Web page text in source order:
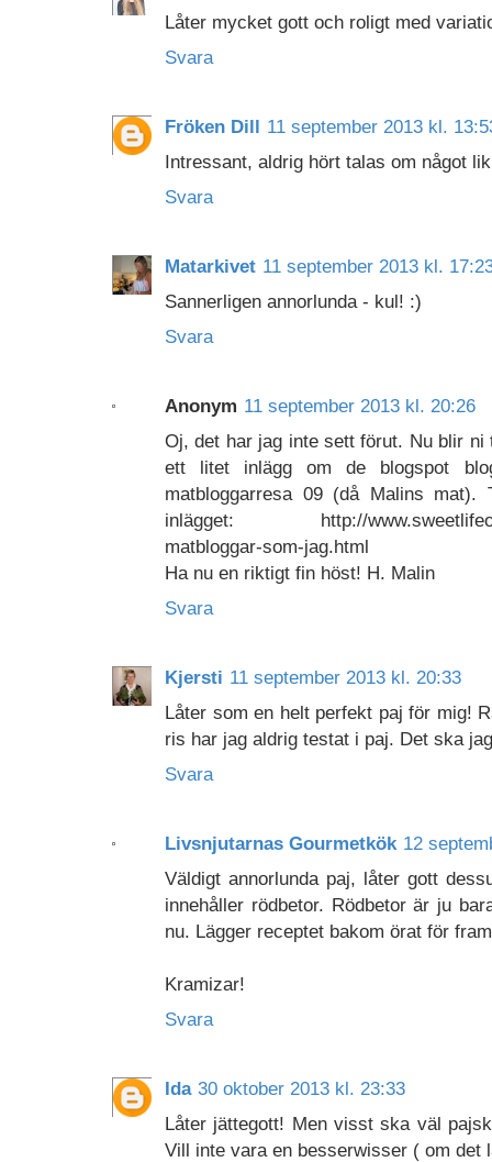
Låter mycket gott och roligt med
Svara
Fröken Dill 11 september 2013 kl.
Intressant, aldrig hört talas om något
Svara
Matarkivet 11 september 2013 kl.
Sannerligen annorlunda - kul! :)
Svara
Anonym 11 september 2013 kl. 20:26
Oj, det har jag inte sett förut. Nu blir
ett litet inlägg om de blogspot
matbloggarresa 09 (då Malins
inlägget: http://
matbloggar-som-jag.html
Ha nu en riktigt fin höst! H. Malin
Svara
Kjersti 11 september 2013 kl. 20:33
Låter som en helt perfekt paj för mig!
ris har jag aldrig testat i paj. Det ska
Svara
Livsnjutarnas Gourmetkök 12
Väldigt annorlunda paj, låter gott
innehåller rödbetor. Rödbetor är ju
nu. Lägger receptet bakom örat för
Kramizar!
Svara
Ida 30 oktober 2013 kl. 23:33
Låter jättegott! Men visst ska väl
Vill inte vara en besserwisser ( om det